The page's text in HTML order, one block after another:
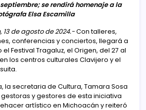
septiembre; se rendirá homenaje a la
Elsa Escamilla
13 de agosto de 2024.-Con talleres,
conferencias y conciertos, llegará a
Festival Tragaluz, el Origen, del 27 al
los centros culturales Clavijero y el
la secretaria de Cultura, Tamara Sosa
y gestores de esta iniciativa
artístico en Michoacán y reiteró